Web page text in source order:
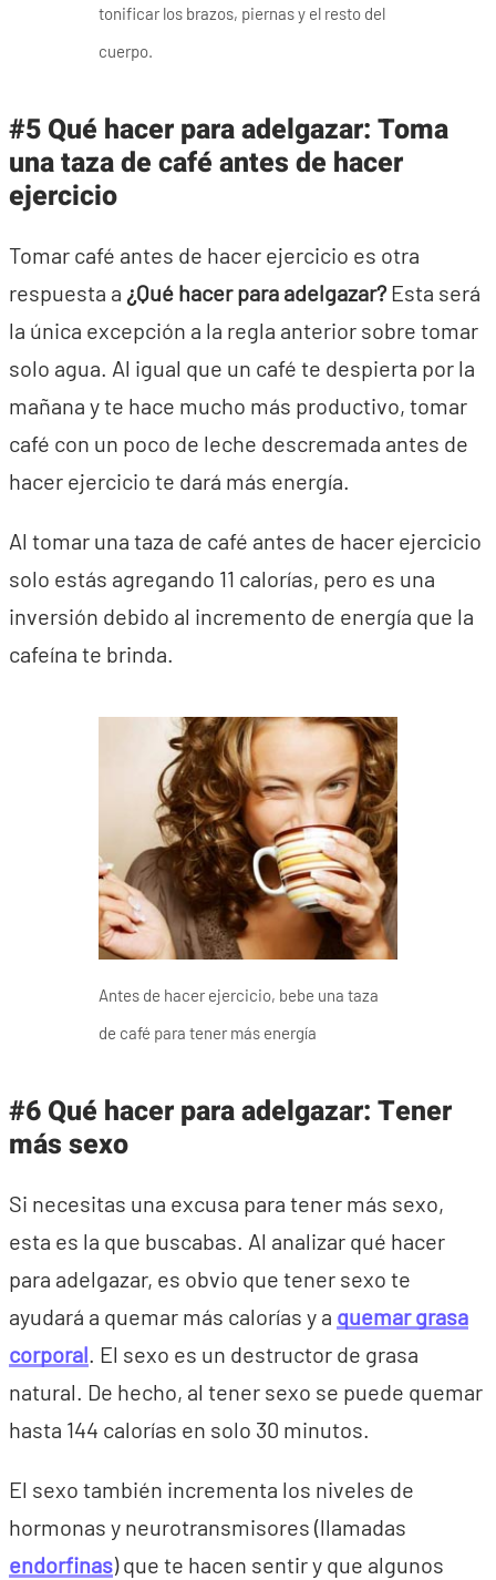
tonificar los brazos, piernas y el resto del
cuerpo.
#5 Qué hacer para adelgazar: Toma
una taza de café antes de hacer
ejercicio
Tomar café antes de hacer ejercicio es otra
respuesta a ¿Qué hacer para adelgazar?Esta será
la única excepción a la regla anterior sobre tomar
solo agua. Al igual que un café te despierta por la
mañana y te hace mucho más productivo, tomar
café con un poco de leche descremada antes de
hacer ejercicio te dará más energía.
Al tomar una taza de café antes de hacer ejercicio
solo estás agregando 11 calorías, pero es una
inversión debido al incremento de energía que la
cafeína te brinda.
Antes de hacer ejercicio, bebe una taza
de café para tener más energía
#6 Qué hacer para adelgazar: Tener
más sexo
Si necesitas una excusa para tener más sexo,
esta es la que buscabas. Al analizar qué hacer
para adelgazar, es obvio que tener sexo te
ayudará a quemar más calorías y a quemar grasa
corporal. El sexo es un destructor de grasa
natural. De hecho, al tener sexo se puede quemar
hasta 144 calorías en solo 30 minutos.
El sexo también incrementa los niveles de
hormonas y neurotransmisores (llamadas
endorfinas) que te hacen sentir y que algunos